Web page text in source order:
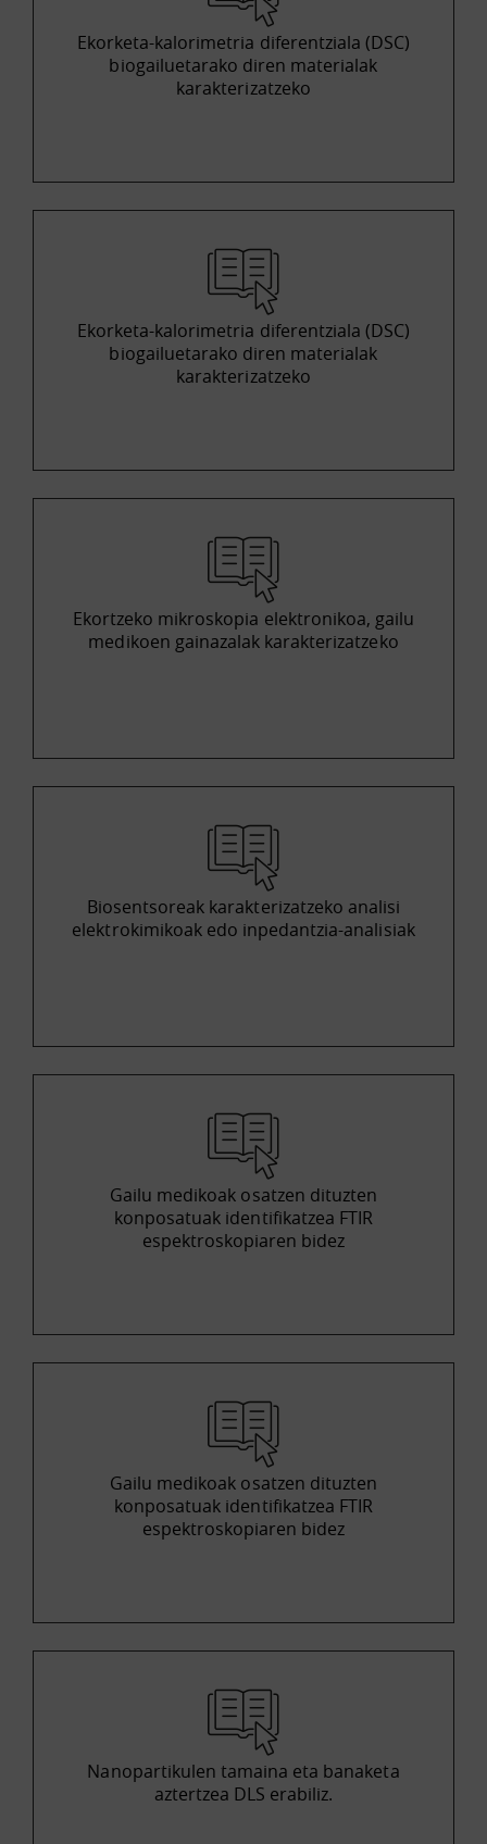
Ekorketa-kalorimetria diferentziala (DSC)
biogailuetarako diren materialak
karakterizatzeko
Ekorketa-kalorimetria diferentziala (DSC)
biogailuetarako diren materialak
karakterizatzeko
Ekortzeko mikroskopia elektronikoa, gailu
medikoen gainazalak karakterizatzeko
Biosentsoreak karakterizatzeko analisi
elektrokimikoak edo inpedantzia-analisiak
Gailu medikoak osatzen dituzten
konposatuak identifikatzea FTIR
espektroskopiaren bidez
Gailu medikoak osatzen dituzten
konposatuak identifikatzea FTIR
espektroskopiaren bidez
Nanopartikulen tamaina eta banaketa
aztertzea DLS erabiliz.